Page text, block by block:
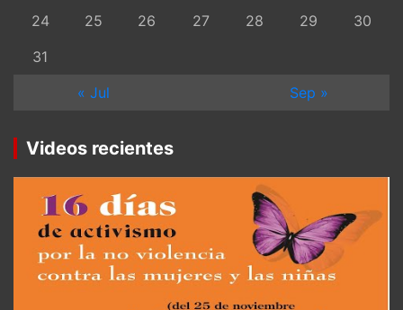
24
25 26 27 28 29
30
31
« Jul
Sep »
Videos recientes